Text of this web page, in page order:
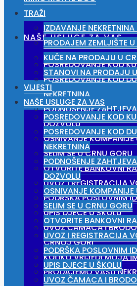
NAŠE USLUGE ZA VAS
POSREDOVANJE KOD
POSREDOVANJE KOD
NEKRETNINA
PODNOŠENJE
DOZVOLU
OSNIVANJE
SELIM SE U CRNU GORU
OTVORITE BANKOVNI
UVOZ I REGISTRACIJA
PODRŠKA POSLOVNIM
UPIS DJECE U ŠKOLU
UVOZ ČAMACA I
CRNOJ GORI
KOLIKO VRIJEDI MOJA
PRODAJEMO VAŠU
TRAŽI
IZDAVANJE
PRODAJEM ZEMLJIŠTE
KUĆE NA PRODAJU U
STANOVI NA PRODAJU
VIJESTI
NAŠE USLUGE ZA VAS
POSREDOVANJE KOD
POSREDOVANJE KOD
NEKRETNINA
PODNOŠENJE
DOZVOLU
OSNIVANJE
SELIM SE U CRNU GORU
OTVORITE BANKOVNI
UVOZ I REGISTRACIJA
PODRŠKA POSLOVNIM
UPIS DJECE U ŠKOLU
UVOZ ČAMACA I